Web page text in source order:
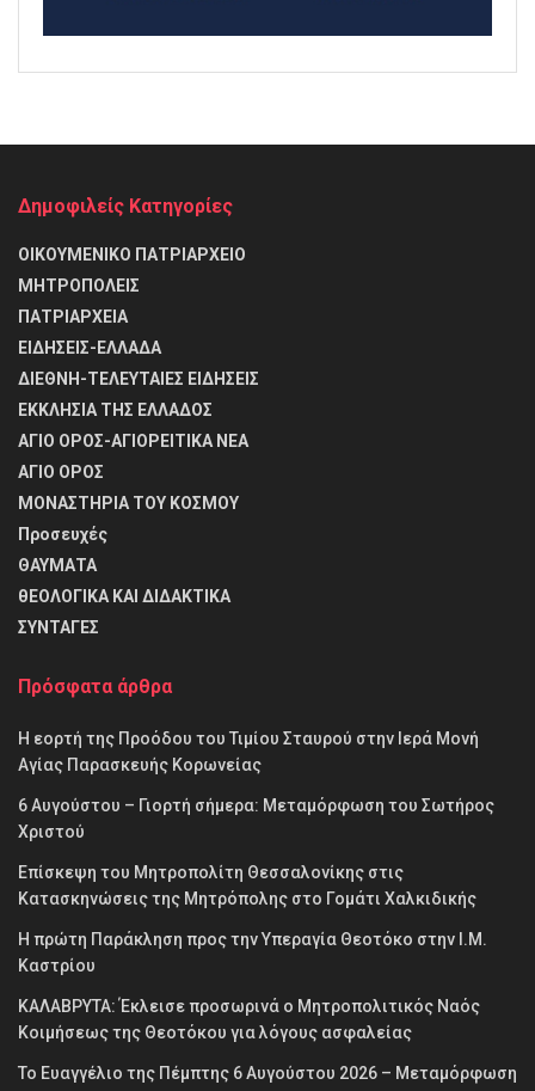
Δημοφιλείς Κατηγορίες
ΟΙΚΟΥΜΕΝΙΚΟ ΠΑΤΡΙΑΡΧΕΙΟ
ΜΗΤΡΟΠΟΛΕΙΣ
ΠΑΤΡΙΑΡΧΕΙΑ
ΕΙΔΗΣΕΙΣ-ΕΛΛΑΔΑ
ΔΙΕΘΝΗ-ΤΕΛΕΥΤΑΙΕΣ ΕΙΔΗΣΕΙΣ
ΕΚΚΛΗΣΙΑ ΤΗΣ ΕΛΛΑΔΟΣ
ΑΓΙΟ ΟΡΟΣ-ΑΓΙΟΡΕΙΤΙΚΑ ΝΕΑ
ΑΓΙΟ ΟΡΟΣ
ΜΟΝΑΣΤΗΡΙΑ ΤΟΥ ΚΟΣΜΟΥ
Προσευχές
ΘΑΥΜΑΤΑ
θΕΟΛΟΓΙΚΑ ΚΑΙ ΔΙΔΑΚΤΙΚΑ
ΣΥΝΤΑΓΕΣ
Πρόσφατα άρθρα
Η εορτή της Προόδου του Τιμίου Σταυρού στην Ιερά Μονή
Αγίας Παρασκευής Κορωνείας
6 Αυγούστου – Γιορτή σήμερα: Μεταμόρφωση του Σωτήρος
Χριστού
Επίσκεψη του Μητροπολίτη Θεσσαλονίκης στις
Κατασκηνώσεις της Μητρόπολης στο Γομάτι Χαλκιδικής
Η πρώτη Παράκληση προς την Υπεραγία Θεοτόκο στην Ι.Μ.
Καστρίου
ΚΑΛΑΒΡΥΤΑ: Έκλεισε προσωρινά ο Μητροπολιτικός Ναός
Κοιμήσεως της Θεοτόκου για λόγους ασφαλείας
Το Ευαγγέλιο της Πέμπτης 6 Αυγούστου 2026 – Μεταμόρφωση